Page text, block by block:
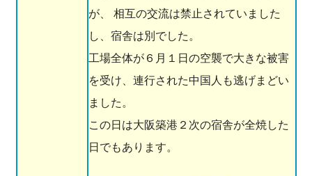
が、 相互の交流は禁止されていました
し、宿舎は別でした。
工場全体が６月１日の空襲で大きな被害
を受け、連行された中国人も逃げまどい
ました。
この日は大阪築港２次の宿舎が全焼した
日でもあります。